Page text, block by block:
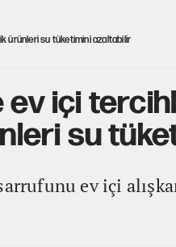
ürünleri su tüketimini azaltabilir
içi
su
ev içi